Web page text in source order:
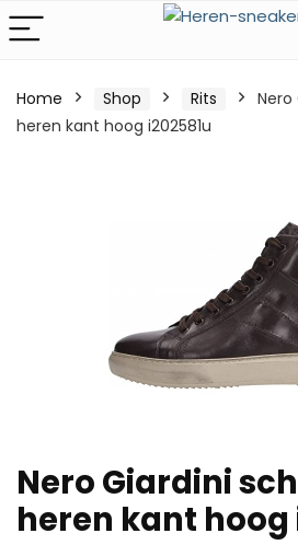
Home Shop Rits
heren kant hoog i202581u
Nero Giardini
heren kant hoog